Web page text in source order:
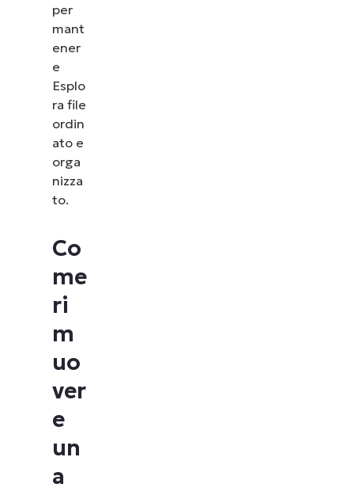
per
mant
ener
e
Esplo
ra file
ordin
ato e
orga
nizza
to.
Co
me
ri
m
uo
ver
e
un
a